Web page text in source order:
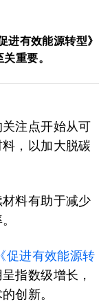
有效能源转型》
重要。
注点开始从可
，以加大脱碳
料有助于减少
促进有效能源转
指数级增长，
创新。